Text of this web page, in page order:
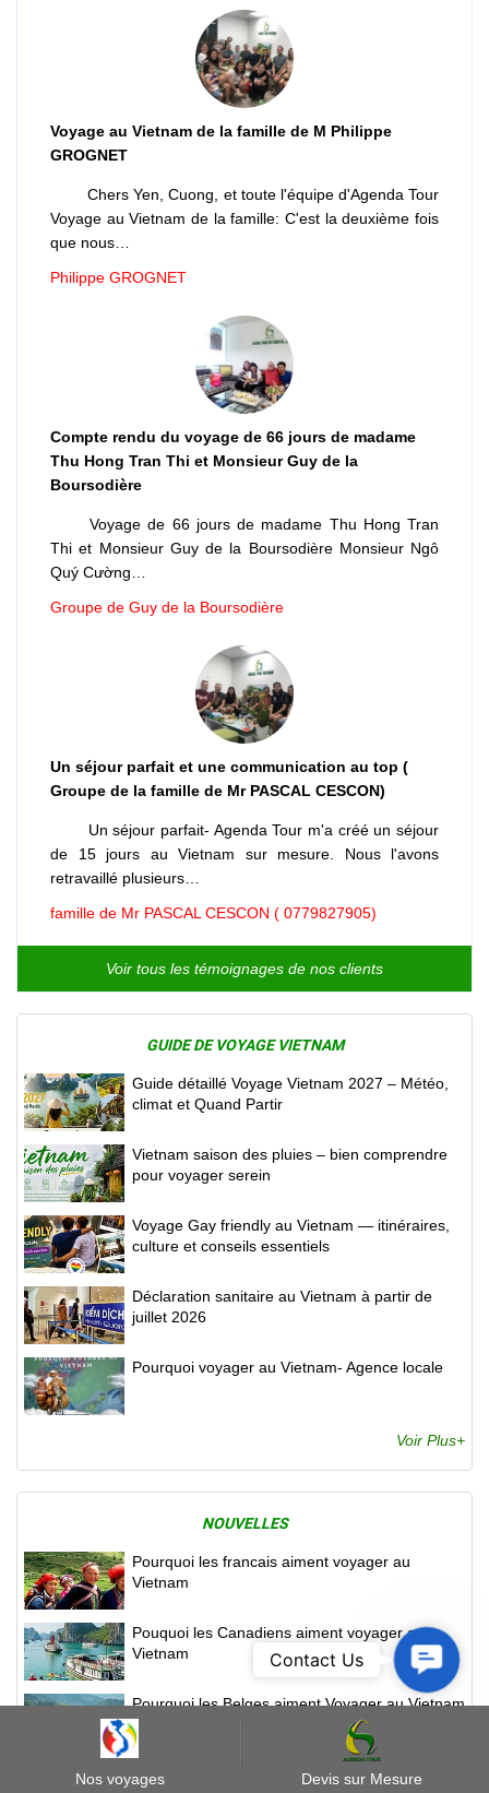
Voyage au Vietnam de la famille de M Philippe
GROGNET
Chers Yen, Cuong, et toute l'équipe d'Agenda Tour
Voyage au Vietnam de la famille: C'est la deuxième fois
que nous…
Philippe GROGNET
Compte rendu du voyage de 66 jours de madame
Thu Hong Tran Thi et Monsieur Guy de la
Boursodière
Voyage de 66 jours de madame Thu Hong Tran
Thi et Monsieur Guy de la Boursodière Monsieur Ngô
Quý Cường…
Groupe de Guy de la Boursodière
Un séjour parfait et une communication au top (
Groupe de la famille de Mr PASCAL CESCON)
Un séjour parfait- Agenda Tour m'a créé un séjour
de 15 jours au Vietnam sur mesure. Nous l'avons
retravaillé plusieurs…
famille de Mr PASCAL CESCON ( 0779827905)
Voir tous les témoignages de nos clients
GUIDE DE VOYAGE VIETNAM
Guide détaillé Voyage Vietnam 2027 – Météo,
climat et Quand Partir
Vietnam saison des pluies – bien comprendre
pour voyager serein
Voyage Gay friendly au Vietnam — itinéraires,
culture et conseils essentiels
Déclaration sanitaire au Vietnam à partir de
juillet 2026
Pourquoi voyager au Vietnam- Agence locale
Voir Plus+
NOUVELLES
Pourquoi les francais aiment voyager au
Vietnam
Pouquoi les Canadiens aiment voyager au
Vietnam
Pourquoi les Belges aiment Voyager au Vietnam
Visa à l’arrivée au Laos? Comment obtenir le
Nos voyages Devis sur Mesure
Contact
Us
Contact Us